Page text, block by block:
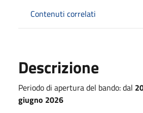
Contenuti correlati
Descrizione
Periodo di apertura del bando: dal
giugno 2026